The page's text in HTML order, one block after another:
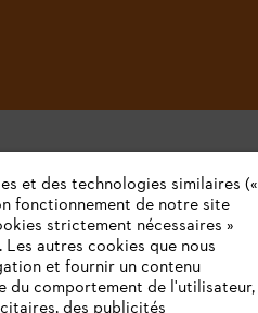
nous ?
et des technologies similaires («
fonctionnement de notre site
strictement nécessaires »
autres cookies que nous
et fournir un contenu
du comportement de l'utilisateur,